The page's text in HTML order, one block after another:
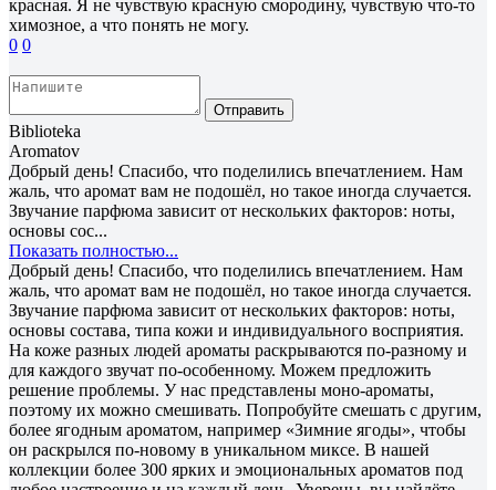
красная. Я не чувствую красную смородину, чувствую что-то
химозное, а что понять не могу.
0 0
Отправить
Biblioteka
Aromatov
Добрый день! Спасибо, что поделились впечатлением. Нам
жаль, что аромат вам не подошёл, но такое иногда случается.
Звучание парфюма зависит от нескольких факторов: ноты,
основы сос...
Показать полностью...
Добрый день! Спасибо, что поделились впечатлением. Нам
жаль, что аромат вам не подошёл, но такое иногда случается.
Звучание парфюма зависит от нескольких факторов: ноты,
основы состава, типа кожи и индивидуального восприятия.
На коже разных людей ароматы раскрываются по-разному и
для каждого звучат по-особенному. Можем предложить
решение проблемы. У нас представлены моно-ароматы,
поэтому их можно смешивать. Попробуйте смешать с другим,
более ягодным ароматом, например «Зимние ягоды», чтобы
он раскрылся по-новому в уникальном миксе. В нашей
коллекции более 300 ярких и эмоциональных ароматов под